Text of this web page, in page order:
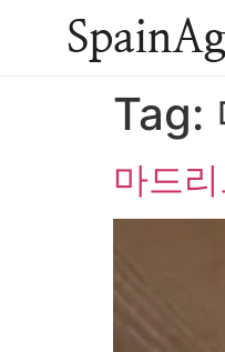
Tag:
마드